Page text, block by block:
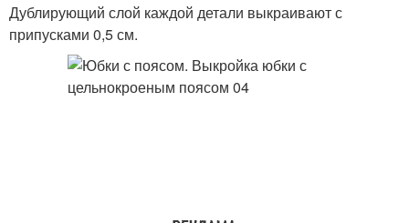
Дублирующий слой каждой детали выкраивают с
припусками 0,5 см.